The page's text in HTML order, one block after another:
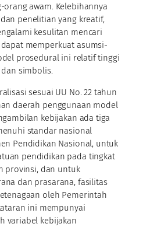
awam. Kelebihannya
penelitian yang kreatif,
kesulitan mencari
memperkuat asumsi-
prosedural ini relatif tinggi
simbolis.
sesuai UU No. 22 tahun
daerah penggunaan model
kebijakan ada tiga
standar nasional
Pendidikan Nasional, untuk
pendidikan pada tingkat
provinsi, dan untuk
dan prasarana, fasilitas
oleh Pemerintah
ini mempunyai
variabel kebijakan